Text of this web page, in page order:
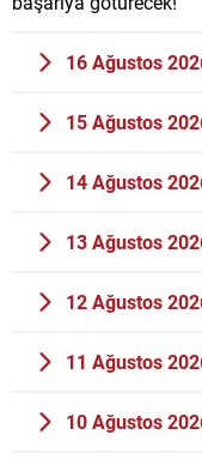
16 Ağustos
15 Ağustos
14 Ağustos
13 Ağustos
12 Ağustos
11 Ağustos
10 Ağustos